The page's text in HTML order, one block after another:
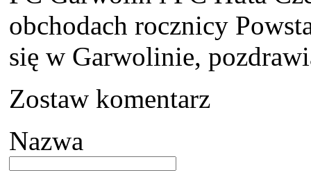
obchodach rocznicy
się w Garwolinie,
Zostaw komentarz
Nazwa